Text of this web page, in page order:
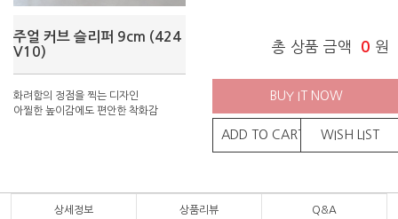
주얼 커브 슬리퍼 9cm (424
V10)
화려함의 정점을 찍는 디자인
아찔한 높이감에도 편안한 착화감
총 상품 금액 0 원
BUY IT NOW
ADD TO CART WISH LIST
상세정보 상품리뷰 Q&A